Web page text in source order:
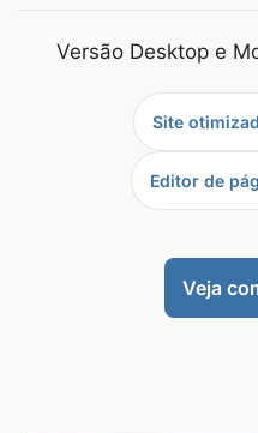
Versão Desktop e
Site
Editor de
Veja